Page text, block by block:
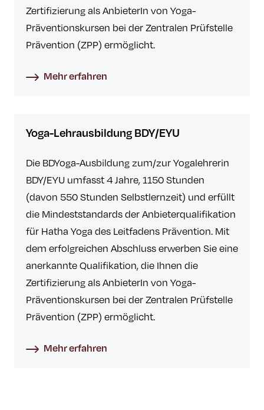
Zertifizierung als AnbieterIn von Yoga-
Präventionskursen bei der Zentralen Prüfstelle
Prävention (ZPP) ermöglicht.
Mehr erfahren
Yoga-Lehrausbildung BDY/EYU
Die BDYoga-Ausbildung zum/zur Yogalehrerin
BDY/EYU umfasst 4 Jahre, 1150 Stunden
(davon 550 Stunden Selbstlernzeit) und erfüllt
die Mindeststandards der Anbieterqualifikation
für Hatha Yoga des Leitfadens Prävention. Mit
dem erfolgreichen Abschluss erwerben Sie eine
anerkannte Qualifikation, die Ihnen die
Zertifizierung als AnbieterIn von Yoga-
Präventionskursen bei der Zentralen Prüfstelle
Prävention (ZPP) ermöglicht.
Mehr erfahren